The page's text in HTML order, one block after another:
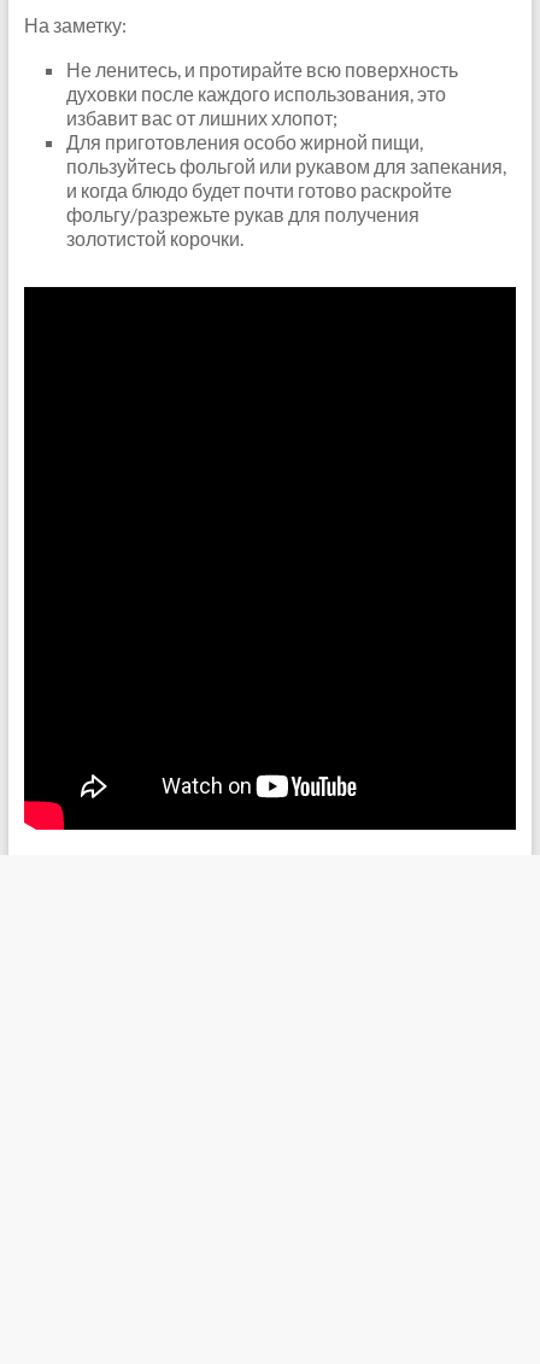
На заметку:
Не ленитесь, и протирайте всю поверхность
духовки после каждого использования, это
избавит вас от лишних хлопот;
Для приготовления особо жирной пищи,
пользуйтесь фольгой или рукавом для запекания,
и когда блюдо будет почти готово раскройте
фольгу/разрежьте рукав для получения
золотистой корочки.